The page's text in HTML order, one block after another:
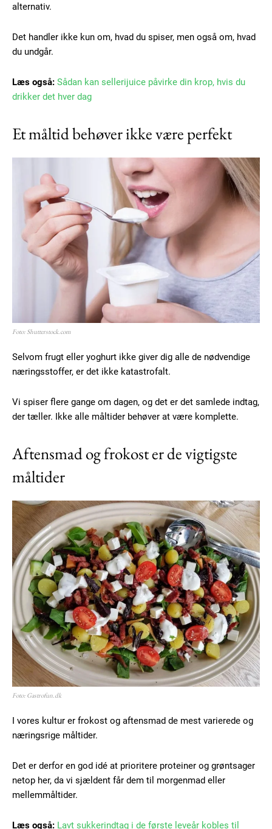
alternativ.
Det handler ikke kun om, hvad du spiser, men også om, hvad
du undgår.
Læs også: Sådan kan sellerijuice påvirke din krop, hvis du
drikker det hver dag
Et måltid behøver ikke være perfekt
Foto: Shutterstock.com
Selvom frugt eller yoghurt ikke giver dig alle de nødvendige
næringsstoffer, er det ikke katastrofalt.
Vi spiser flere gange om dagen, og det er det samlede indtag,
der tæller. Ikke alle måltider behøver at være komplette.
Aftensmad og frokost er de vigtigste
måltider
Foto: Gastrofun.dk
I vores kultur er frokost og aftensmad de mest varierede og
næringsrige måltider.
Det er derfor en god idé at prioritere proteiner og grøntsager
netop her, da vi sjældent får dem til morgenmad eller
mellemmåltider.
Læs også: Lavt sukkerindtag i de første leveår kobles til